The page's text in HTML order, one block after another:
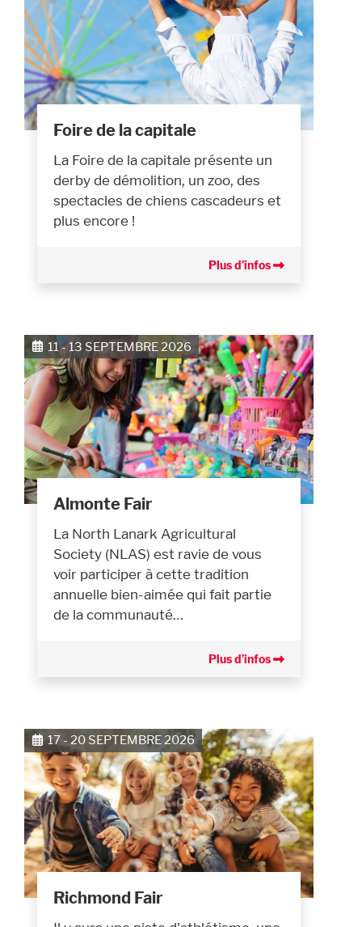
Foire de la capitale
La Foire de la capitale présente un
derby de démolition, un zoo, des
spectacles de chiens cascadeurs et
plus encore !
Plus d’infos
11 - 13 SEPTEMBRE 2026
Almonte Fair
La North Lanark Agricultural
Society (NLAS) est ravie de vous
voir participer à cette tradition
annuelle bien-aimée qui fait partie
de la communauté…
Plus d’infos
17 - 20 SEPTEMBRE 2026
Richmond Fair